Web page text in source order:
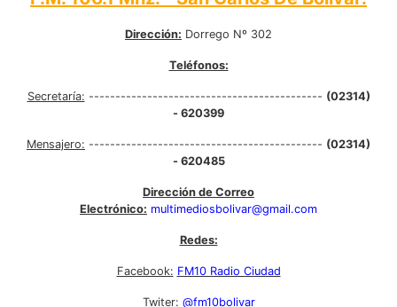
Dirección: Dorrego Nº 302
Teléfonos:
Secretaría: -------------------------------------------- (02314)
- 620399
Mensajero: -------------------------------------------- (02314)
- 620485
Dirección de Correo
Electrónico: multimediosbolivar@gmail.com
Redes:
Facebook: FM10 Radio Ciudad
Twiter: @fm10bolivar